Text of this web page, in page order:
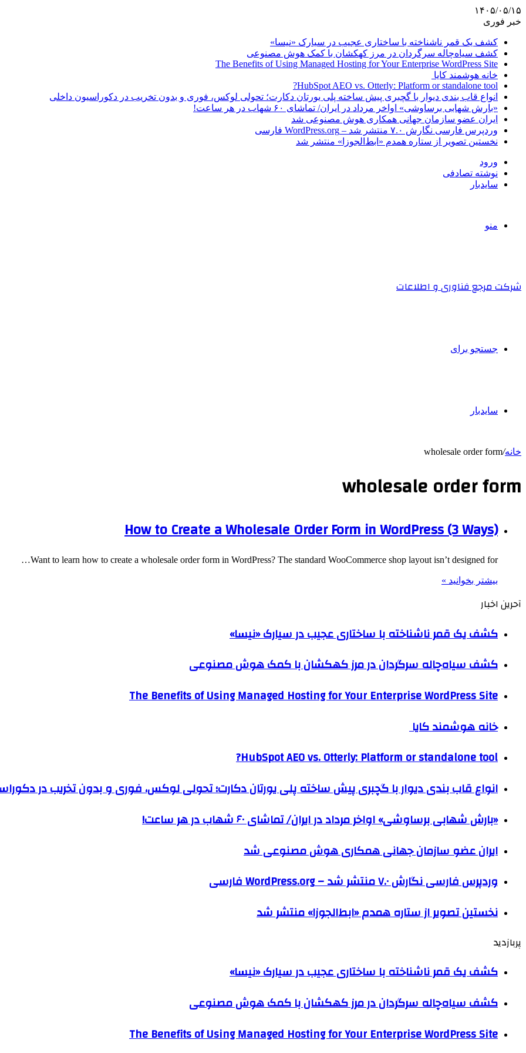
۱۴۰۵/۰۵/۱۵
خبر فوری
کشف یک قمر ناشناخته با ساختاری عجیب در سیارک «نیسا»
کشف سیاه‌چاله سرگردان در مرز کهکشان با کمک هوش مصنوعی
The Benefits of Using Managed Hosting for Your Enterprise WordPress Site
خانه هوشمند کایا
HubSpot AEO vs. Otterly: Platform or standalone tool?
انواع قاب بندی دیوار با گچبری پیش ساخته پلی یورتان دکارت؛ تحولی لوکس، فوری و بدون تخریب در دکوراسیون داخلی
«بارش شهابی برساوشی» اواخر مرداد در ایران/ تماشای ۶۰ شهاب در هر ساعت!
ایران عضو سازمان جهانی همکاری هوش مصنوعی شد
وردپرس فارسی نگارش ۷.۰ منتشر شد – WordPress.org فارسی
نخستین تصویر از ستاره همدم «ابط‌الجوزا» منتشر شد
ورود
نوشته تصادفی
سایدبار
منو
شرکت مرجع فناوری و اطلاعات
جستجو برای
سایدبار
خانه/
wholesale order form
wholesale order form
How to Create a Wholesale Order Form in WordPress (3 Ways)
Want to learn how to create a wholesale order form in WordPress? The standard WooCommerce shop layout isn’t designed for…
بیشتر بخوانید »
آحرین اخبار
کشف یک قمر ناشناخته با ساختاری عجیب در سیارک «نیسا»
کشف سیاه‌چاله سرگردان در مرز کهکشان با کمک هوش مصنوعی
The Benefits of Using Managed Hosting for Your Enterprise WordPress Site
خانه هوشمند کایا
HubSpot AEO vs. Otterly: Platform or standalone tool?
انواع قاب بندی دیوار با گچبری پیش ساخته پلی یورتان دکارت؛ تحولی لوکس، فوری و بدون تخریب در
«بارش شهابی برساوشی» اواخر مرداد در ایران/ تماشای ۶۰ شهاب در هر ساعت!
ایران عضو سازمان جهانی همکاری هوش مصنوعی شد
وردپرس فارسی نگارش ۷.۰ منتشر شد – WordPress.org فارسی
نخستین تصویر از ستاره همدم «ابط‌الجوزا» منتشر شد
پربازدید
کشف یک قمر ناشناخته با ساختاری عجیب در سیارک «نیسا»
کشف سیاه‌چاله سرگردان در مرز کهکشان با کمک هوش مصنوعی
The Benefits of Using Managed Hosting for Your Enterprise WordPress Site